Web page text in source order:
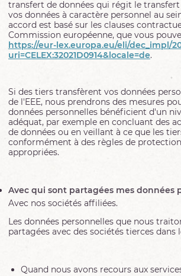
transfert de données qui régit le
vos données à caractère personnel au
accord est basé sur les clauses
Commission européenne, que vous
https://eur-lex.europa.eu/eli/dec_impl/
uri=CELEX:32021D0914&locale=de.
Si des tiers transfèrent vos données
de l'EEE, nous prendrons des mesures
données personnelles bénéficient d'un
adéquat, par exemple en concluant des
de données ou en veillant à ce que les
conformément à des règles de
appropriées.
Avec qui sont partagées mes données
Avec nos sociétés affiliées.
Les données personnelles que nous
partagées avec des sociétés tierces dans
Quand nous avons recours aux